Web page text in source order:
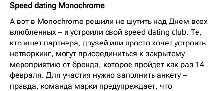
Speed dating Monochrome
А вот в Monochrome решили не шутить над Днем всех
влюбленных – и устроили свой speed dating club. Те,
кто ищет партнера, друзей или просто хочет устроить
нетворкинг, могут присоединиться к закрытому
мероприятию от бренда, которое пройдет как раз 14
февраля. Для участия нужно заполнить анкету –
правда, команда марки предупреждает, что